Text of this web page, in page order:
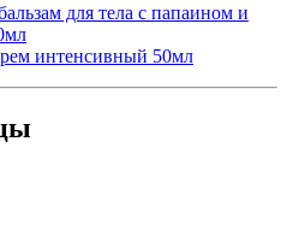
для тела с папаином и
интенсивный 50мл